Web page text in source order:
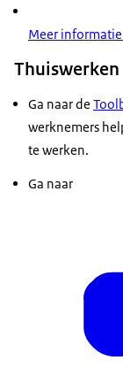
Meer informatie
Thuiswerken
Ga naar de
werknemers
te werken.
Ga naar